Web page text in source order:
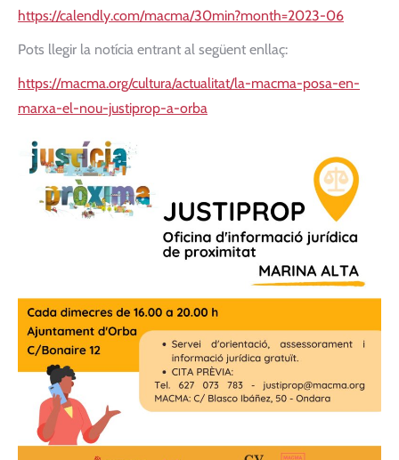
https://calendly.com/macma/30min?month=2023-06
Pots llegir la notícia entrant al següent enllaç:
https://macma.org/cultura/actualitat/la-macma-posa-en-
marxa-el-nou-justiprop-a-orba